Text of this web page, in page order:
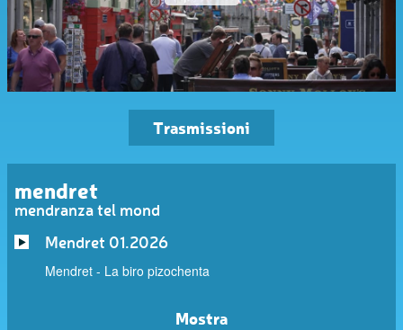
Trasmissioni
mendret
mendranza tel mond
Mendret 01.2026
Mendret - La biro pizochenta
Mostra